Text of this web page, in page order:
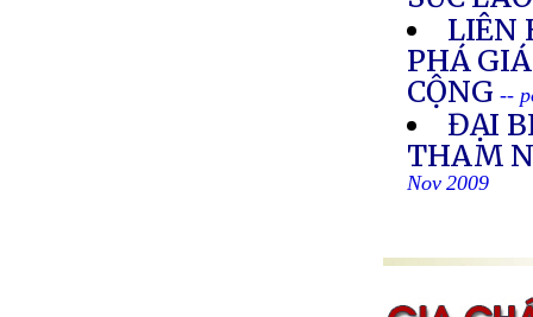
LIÊN
PHÁ
CỘNG --
ĐẠI
THAM
Nov 2009